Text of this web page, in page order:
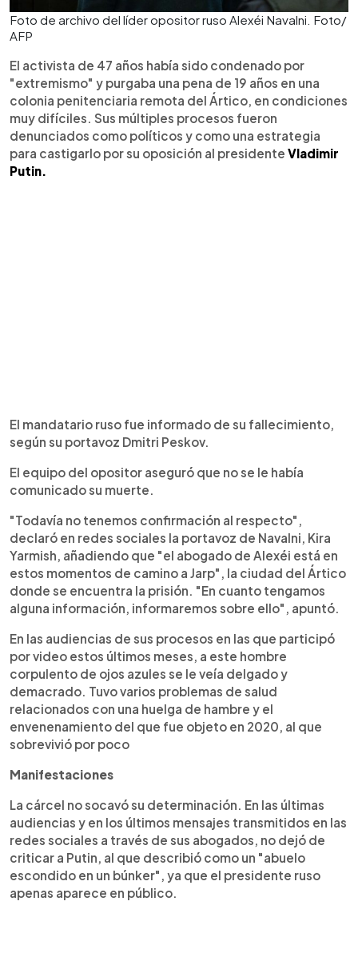
Foto de archivo del líder opositor ruso Alexéi Navalni. Foto/
AFP
El activista de 47 años había sido condenado por
"extremismo" y purgaba una pena de 19 años en una
colonia penitenciaria remota del Ártico, en condiciones
muy difíciles. Sus múltiples procesos fueron
denunciados como políticos y como una estrategia
para castigarlo por su oposición al presidente Vladimir
Putin.
El mandatario ruso fue informado de su fallecimiento,
según su portavoz Dmitri Peskov.
El equipo del opositor aseguró que no se le había
comunicado su muerte.
"Todavía no tenemos confirmación al respecto",
declaró en redes sociales la portavoz de Navalni, Kira
Yarmish, añadiendo que "el abogado de Alexéi está en
estos momentos de camino a Jarp", la ciudad del Ártico
donde se encuentra la prisión. "En cuanto tengamos
alguna información, informaremos sobre ello", apuntó.
En las audiencias de sus procesos en las que participó
por video estos últimos meses, a este hombre
corpulento de ojos azules se le veía delgado y
demacrado. Tuvo varios problemas de salud
relacionados con una huelga de hambre y el
envenenamiento del que fue objeto en 2020, al que
sobrevivió por poco
Manifestaciones
La cárcel no socavó su determinación. En las últimas
audiencias y en los últimos mensajes transmitidos en las
redes sociales a través de sus abogados, no dejó de
criticar a Putin, al que describió como un "abuelo
escondido en un búnker", ya que el presidente ruso
apenas aparece en público.